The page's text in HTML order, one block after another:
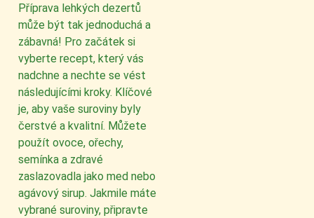
Příprava lehkých dezertů
může být tak jednoduchá a
zábavná! Pro začátek si
vyberte recept, který vás
nadchne a nechte se vést
následujícími kroky. Klíčové
je, aby vaše suroviny byly
čerstvé a kvalitní. Můžete
použít ovoce, ořechy,
semínka a zdravé
zaslazovadla jako med nebo
agávový sirup. Jakmile máte
vybrané suroviny, připravte